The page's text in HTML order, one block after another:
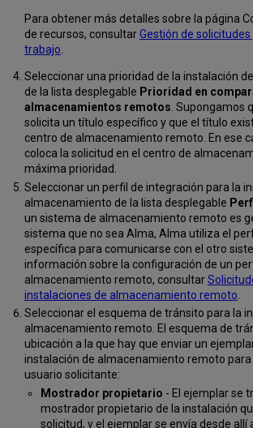
Para obtener más detalles sobre la página
de recursos, consultarGestión de
trabajo
Seleccionar una prioridad de la instalación
de la lista desplegable Prioridad en
almacenamientos remotos . Supongamos
solicita un título específico y que el título
centro de almacenamiento remoto. En ese
coloca la solicitud en el centro de
máxima prioridad.
Seleccionar un perfil de integración para la
almacenamiento de la lista desplegable
un sistema de almacenamiento remoto es
sistema que no sea Alma, Alma utiliza el
específica para comunicarse con el otro
información sobre la configuración de un
almacenamiento remoto, consultar
instalaciones de almacenamiento remoto
Seleccionar el esquema de tránsito para la
almacenamiento remoto. El esquema de
ubicación a la que hay que enviar un
instalación de almacenamiento remoto para
usuario solicitante:
Mostrador propietario - El ejemplar se
mostrador propietario de la instalación
solicitud, y el ejemplar se envía desde allí